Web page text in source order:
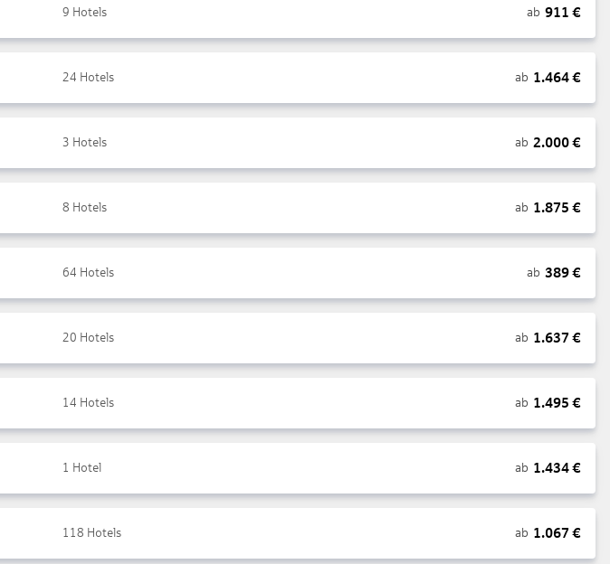
9 Hotels ab 911 €
24 Hotels ab 1.464€
3 Hotels ab 2.000€
8 Hotels ab 1.875 €
64 Hotels ab 389€
20 Hotels ab 1.637 €
14 Hotels ab 1.495 €
1 Hotel ab 1.434€
118 Hotels ab 1.067 €